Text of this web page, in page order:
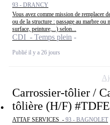
93 - DRANCY
Vous avez comme mission de remplacer
ou de la structure : passage au marbre
surface, peinture,...) selon...
CDI - Temps plein
Publié il y a 26 jours
Carrossier-tôlier /
tôlière (H/F)
ATTAF SERVICES - 93 - BAGNOLET